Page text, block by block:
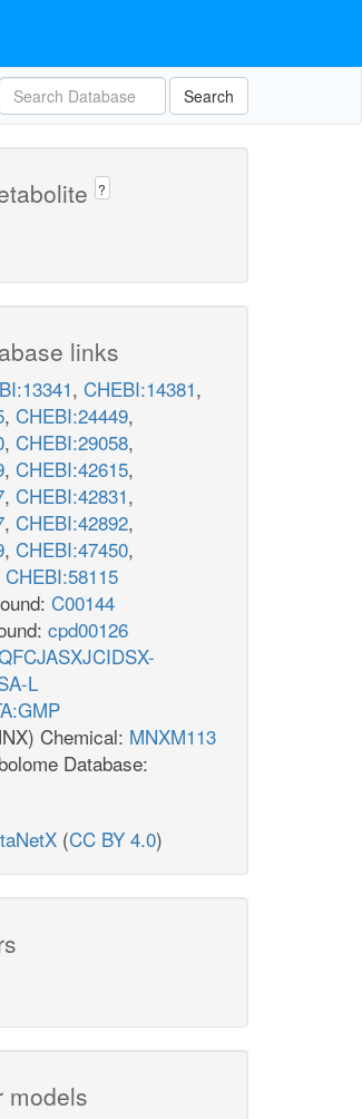
Search
?
links
, CHEBI:14381,
, CHEBI:24449,
, CHEBI:29058,
, CHEBI:42615,
, CHEBI:42831,
, CHEBI:42892,
, CHEBI:47450,
CHEBI:58115
C00144
cpd00126
L
Chemical: MNXM113
Database:
(CC BY 4.0)
models